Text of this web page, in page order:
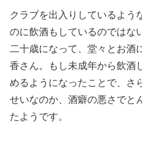
クラブを出入りしているよう
のに飲酒もしているのではな
二十歳になって、堂々とお酒
香さん。もし未成年から飲酒
めるようになったことで、さ
せいなのか、酒癖の悪さでと
たようです。